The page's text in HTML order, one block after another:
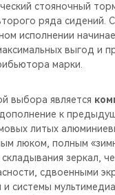
стояночный
ряда сидений.
исполнении
выгод и
марки.
выбора является
дополнение к
литых
люком, полным
зеркал,
сдвоенными
системы